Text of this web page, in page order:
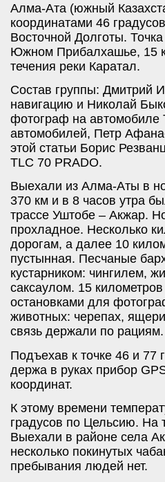
Алма-Ата (южный
координатами 46
Восточной Долготы.
Южном Прибалхашье, 15
течения реки Каратал.
Состав группы: Дмитрий
навигацию и Николай
фотограф на автомобиле
автомобилей, Петр
этой статьи Борис
TLC 70 PRADO.
Выехали из Алма-Аты в
370 км и в 8 часов утра
трассе Уштобе – Акжар.
прохладное. Несколько
дорогам, а далее 10
пустынная. Песчаные
кустарником: чингилем,
саксаулом. 15
остановками для
животных: черепах,
связь держали по рациям.
Подъехав к точке 46 и 77
держа в руках прибор
координат.
К этому времени
градусов по Цельсию. На
Выехали в районе села
несколько покинутых
пребывания людей нет.